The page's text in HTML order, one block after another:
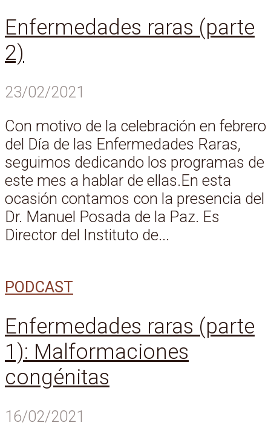
Enfermedades raras (parte
2)
23/02/2021
Con motivo de la celebración en febrero
del Día de las Enfermedades Raras,
seguimos dedicando los programas de
este mes a hablar de ellas.En esta
ocasión contamos con la presencia del
Dr. Manuel Posada de la Paz. Es
Director del Instituto de...
PODCAST
Enfermedades raras (parte
1): Malformaciones
congénitas
16/02/2021